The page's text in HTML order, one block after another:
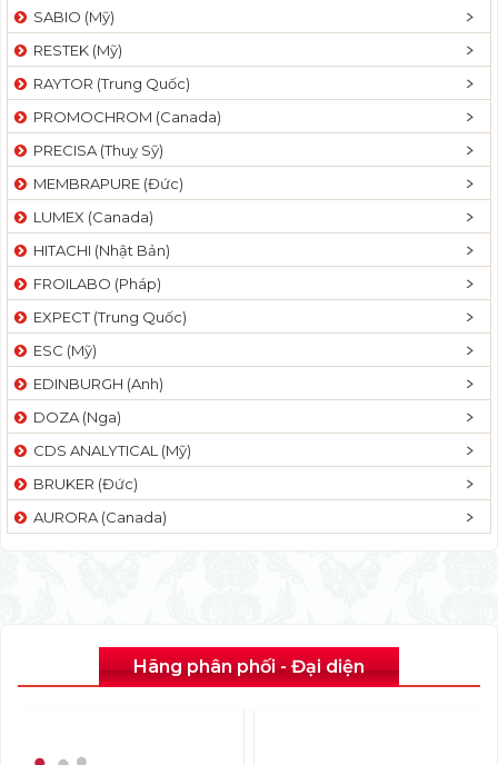
SABIO (Mỹ)
RESTEK (Mỹ)
RAYTOR (Trung Quốc)
PROMOCHROM (Canada)
PRECISA (Thuỵ Sỹ)
MEMBRAPURE (Đức)
LUMEX (Canada)
HITACHI (Nhật Bản)
FROILABO (Pháp)
EXPECT (Trung Quốc)
ESC (Mỹ)
EDINBURGH (Anh)
DOZA (Nga)
CDS ANALYTICAL (Mỹ)
BRUKER (Đức)
AURORA (Canada)
Hãng phân phối - Đại diện